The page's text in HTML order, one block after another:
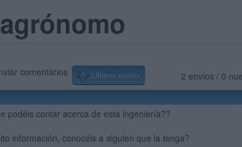
2 envíos / 0
comentarios Último envío
podéis contar acerca de esta ingeniería??
información, conocéis a alguien que la tenga?